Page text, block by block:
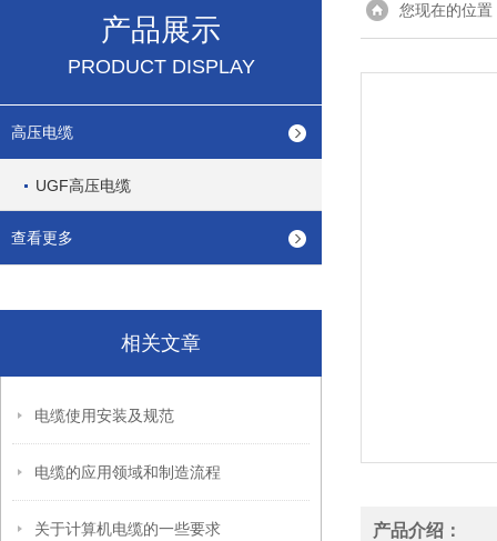
产品展示
PRODUCT DISPLAY
高压电缆
UGF高压电缆
查看更多
相关文章
电缆使用安装及规范
电缆的应用领域和制造流程
关于计算机电缆的一些要求
您现在的位置
产品介绍：